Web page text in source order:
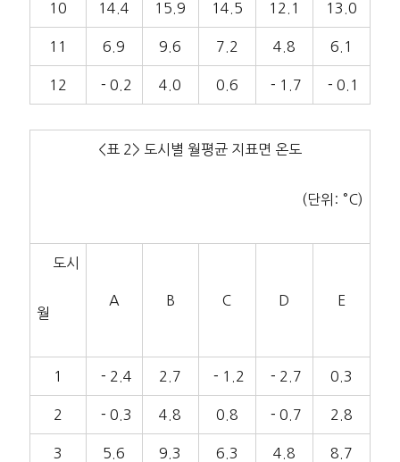
10 14.4 15.9 14.5 12.1 13.0
11 6.9 9.6 7.2 4.8 6.1
12 －0.2 4.0 0.6 －1.7 －0.1
<표 2> 도시별 월평균 지표면 온도
(단위: °C)
도시
월
A B C D E
1 －2.4 2.7 －1.2 －2.7 0.3
2 －0.3 4.8 0.8 －0.7 2.8
3 5.6 9.3 6.3 4.8 8.7